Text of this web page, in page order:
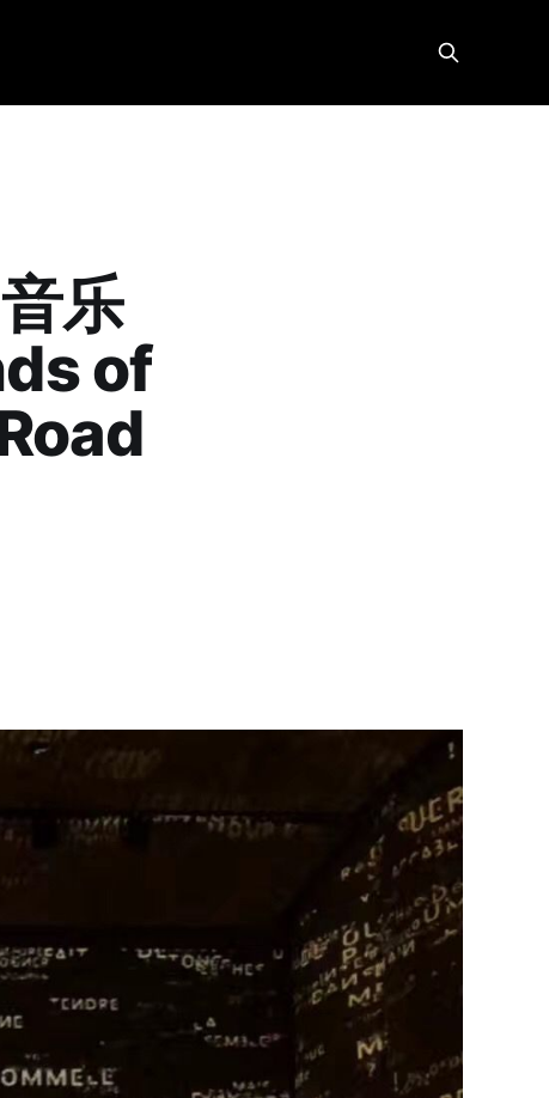
乐
of